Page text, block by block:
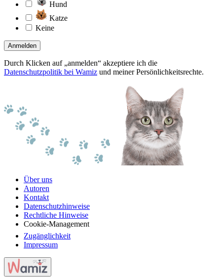
Hund
Katze
Keine
Anmelden
Durch Klicken auf „anmelden“ akzeptiere ich die
Datenschutzpolitik bei Wamiz und meiner Persönlichkeitsrechte.
Über uns
Autoren
Kontakt
Datenschutzhinweise
Rechtliche Hinweise
Cookie-Management
Zugänglichkeit
Impressum